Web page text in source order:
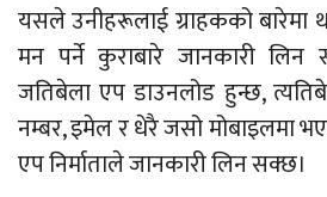
यसले उनीहरूलाई ग्राहकको बारेमा
मन पर्ने कुराबारे जानकारी
जतिबेला एप डाउनलोड हुन्छ,
नम्बर, इमेल र धेरै जसो मोबाइलमा
एप निर्माताले जानकारी लिन सक्छ।